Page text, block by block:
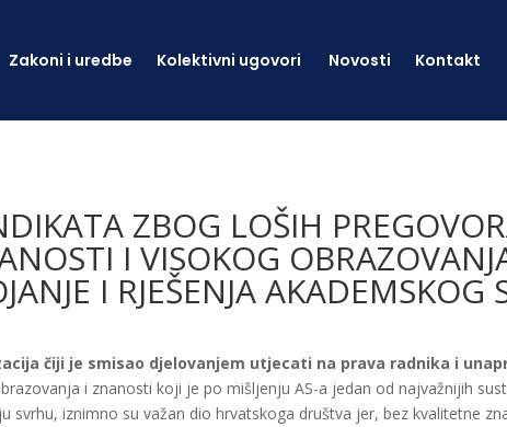
Zakoni i uredbe Kolektivni ugovori Novosti Kontakt
ZBOG LOŠIH
I VISOKOG
I RJEŠENJA AKADEMSKOG
čiji je smisao djelovanjem utjecati na prava radnika i
i znanosti koji je po mišljenju AS-a jedan od najvažnijih
svrhu, iznimno su važan dio hrvatskoga društva jer, bez kvalitetne